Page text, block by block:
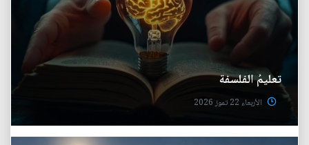
تعليمُ الفلسفة
الأربعاء 22 تموز 2026